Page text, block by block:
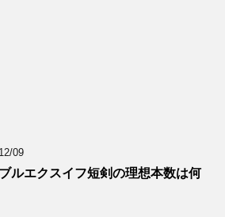
09
ルエクスイフ短剣の理想本数は何